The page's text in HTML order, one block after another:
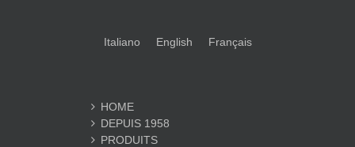
Italiano English Français
HOME
DEPUIS 1958
PRODUITS